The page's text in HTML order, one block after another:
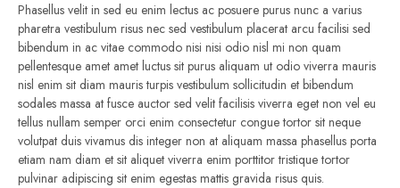
Phasellus velit in sed eu enim lectus ac posuere purus nunc a varius
pharetra vestibulum risus nec sed vestibulum placerat arcu facilisi sed
bibendum in ac vitae commodo nisi nisi odio nisl mi non quam
pellentesque amet amet luctus sit purus aliquam ut odio viverra mauris
nisl enim sit diam mauris turpis vestibulum sollicitudin et bibendum
sodales massa at fusce auctor sed velit facilisis viverra eget non vel eu
tellus nullam semper orci enim consectetur congue tortor sit neque
volutpat duis vivamus dis integer non at aliquam massa phasellus porta
etiam nam diam et sit aliquet viverra enim porttitor tristique tortor
pulvinar adipiscing sit enim egestas mattis gravida risus quis.